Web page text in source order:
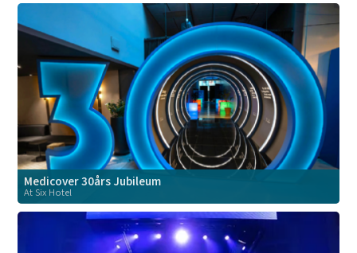
Medicover 30års Jubileum
At Six Hotel